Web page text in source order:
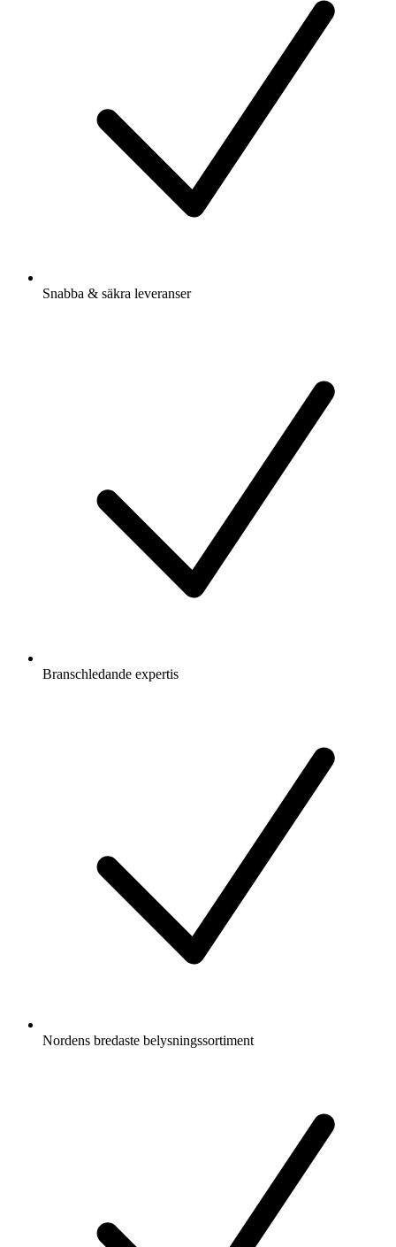
Snabba & säkra leveranser
Branschledande expertis
Nordens bredaste belysningssortiment